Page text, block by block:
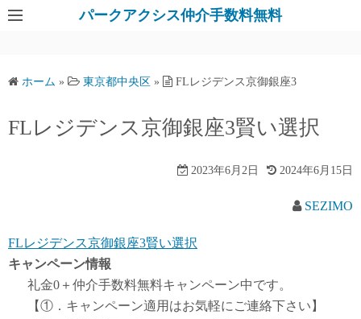
パークアクシス仲介手数料無料
ホーム » 東京都中央区 » FLレジデンス京御銀座3
FLレジデンス京御銀座3賢い選択
2023年6月2日 2024年6月15日
SEZIMO
FLレジデンス京御銀座3賢い選択
キャンペーン情報
礼金0 ＋仲介手数料無料キャンペーン中です。
【①．キャンペーン適用はお気軽にご連絡下さい】